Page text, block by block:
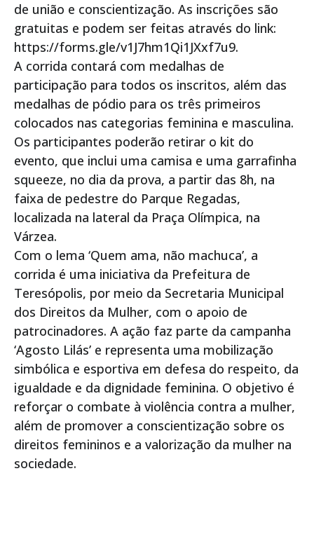
de união e conscientização. As inscrições são
gratuitas e podem ser feitas através do link:
https://forms.gle/v1J7hm1Qi1JXxf7u9.
A corrida contará com medalhas de
participação para todos os inscritos, além das
medalhas de pódio para os três primeiros
colocados nas categorias feminina e masculina.
Os participantes poderão retirar o kit do
evento, que inclui uma camisa e uma garrafinha
squeeze, no dia da prova, a partir das 8h, na
faixa de pedestre do Parque Regadas,
localizada na lateral da Praça Olímpica, na
Várzea.
Com o lema ‘Quem ama, não machuca’, a
corrida é uma iniciativa da Prefeitura de
Teresópolis, por meio da Secretaria Municipal
dos Direitos da Mulher, com o apoio de
patrocinadores. A ação faz parte da campanha
‘Agosto Lilás’ e representa uma mobilização
simbólica e esportiva em defesa do respeito, da
igualdade e da dignidade feminina. O objetivo é
reforçar o combate à violência contra a mulher,
além de promover a conscientização sobre os
direitos femininos e a valorização da mulher na
sociedade.